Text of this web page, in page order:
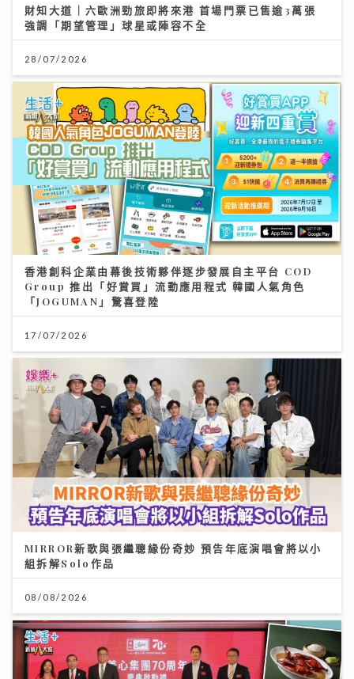
財知大道｜六歐洲勁旅即將來港 首場門票已售逾3萬張
強調「期望管理」球星或陣容不全
28/07/2026
香港創科企業由幕後技術夥伴逐步發展自主平台 COD
Group 推出「好賞買」流動應用程式 韓國人氣角色
「JOGUMAN」驚喜登陸
17/07/2026
MIRROR新歌與張繼聰緣份奇妙 預告年底演唱會將以小
組拆解Solo作品
08/08/2026